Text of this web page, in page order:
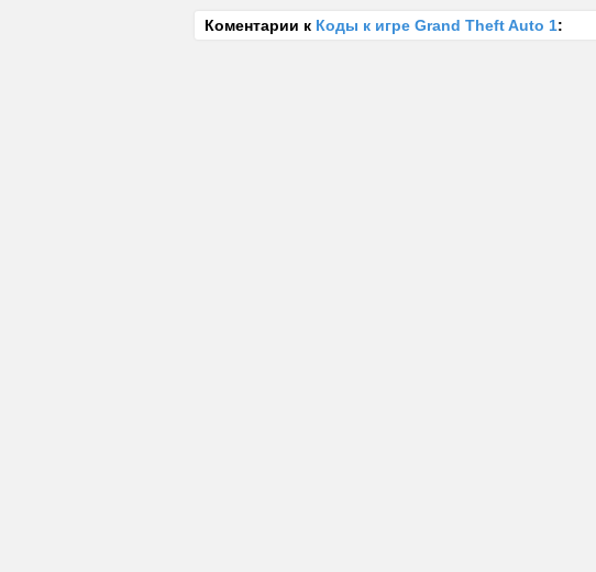
Коментарии к Коды к игре Grand Theft Auto 1: